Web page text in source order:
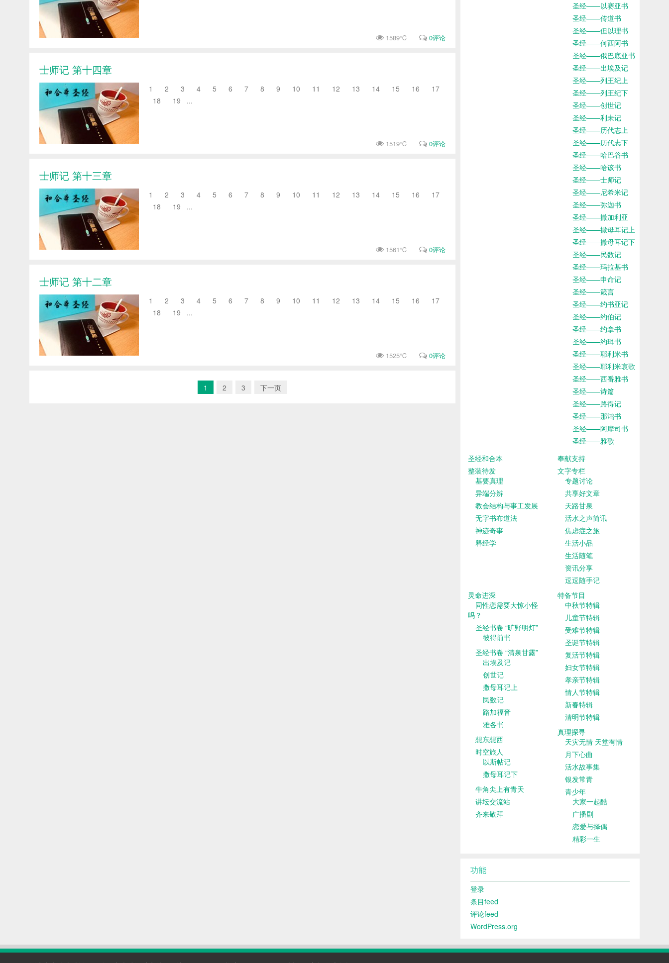
1589℃ 0评论
士师记 第十四章
1 2 3 4 5 6 7 8 9 10 11 12 13 14 15 16 17
18 19 ...
1519℃ 0评论
士师记 第十三章
1 2 3 4 5 6 7 8 9 10 11 12 13 14 15 16 17
18 19 ...
1561℃ 0评论
士师记 第十二章
1 2 3 4 5 6 7 8 9 10 11 12 13 14 15 16 17
18 19 ...
1525℃ 0评论
1 2 3 下一页
圣经——以赛亚书
圣经——传道书
圣经——但以理书
圣经——何西阿书
圣经——俄巴底亚书
圣经——出埃及记
圣经——列王纪上
圣经——列王纪下
圣经——创世记
圣经——利未记
圣经——历代志上
圣经——历代志下
圣经——哈巴谷书
圣经——哈该书
圣经——士师记
圣经——尼希米记
圣经——弥迦书
圣经——撒加利亚
圣经——撒母耳记上
圣经——撒母耳记下
圣经——民数记
圣经——玛拉基书
圣经——申命记
圣经——箴言
圣经——约书亚记
圣经——约伯记
圣经——约拿书
圣经——约珥书
圣经——耶利米书
圣经——耶利米哀歌
圣经——西番雅书
圣经——诗篇
圣经——路得记
圣经——那鸿书
圣经——阿摩司书
圣经——雅歌
圣经和合本
奉献支持
整装待发
基要真理
异端分辨
教会结构与事工发展
无字书布道法
神迹奇事
释经学
文字专栏
专题讨论
共享好文章
天路甘泉
活水之声简讯
焦虑症之旅
生活小品
生活随笔
资讯分享
逗逗随手记
灵命进深
同性恋需要大惊小怪
吗？
圣经书卷 “旷野明灯”
彼得前书
圣经书卷 “清泉甘露”
出埃及记
创世记
撒母耳记上
民数记
路加福音
雅各书
想东想西
时空旅人
以斯帖记
撒母耳记下
牛角尖上有青天
讲坛交流站
齐来敬拜
特备节目
中秋节特辑
儿童节特辑
受难节特辑
圣诞节特辑
复活节特辑
妇女节特辑
孝亲节特辑
情人节特辑
新春特辑
清明节特辑
真理探寻
天灾无情 天堂有情
月下心曲
活水故事集
银发常青
青少年
大家一起酷
广播剧
恋爱与择偶
精彩一生
功能
登录
条目feed
评论feed
WordPress.org